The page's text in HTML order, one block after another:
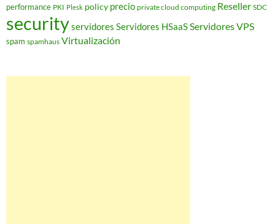
performance PKI Plesk policy precio private cloud computing Reseller SDC
securityservidores Servidores HSaaSServidores VPS
spam spamhaus Virtualización